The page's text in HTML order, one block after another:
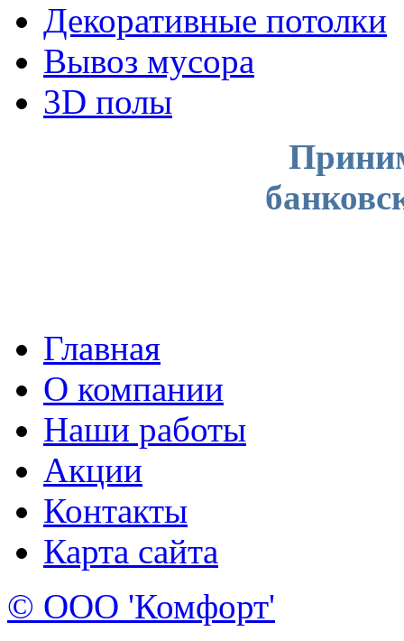
Декоративные потолки
Вывоз мусора
3D полы
Главная
О компании
Наши работы
Акции
Контакты
Карта сайта
© ООО 'Комфорт'